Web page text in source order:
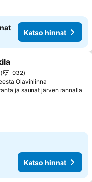
Katso hinnat
932
Olavinlinna
ja saunat järven rannalla
Katso hinnat